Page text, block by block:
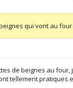
qui vont au
de beignes au
tellement pratiques